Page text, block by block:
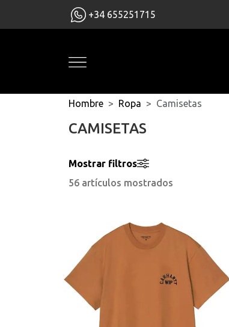
+34 655251715
Hombre Ropa Camisetas
CAMISETAS
Mostrar filtros
56 artículos mostrados